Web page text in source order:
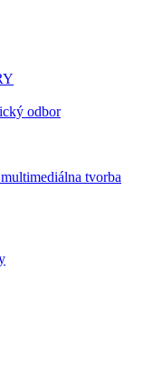
odbor
tvorba